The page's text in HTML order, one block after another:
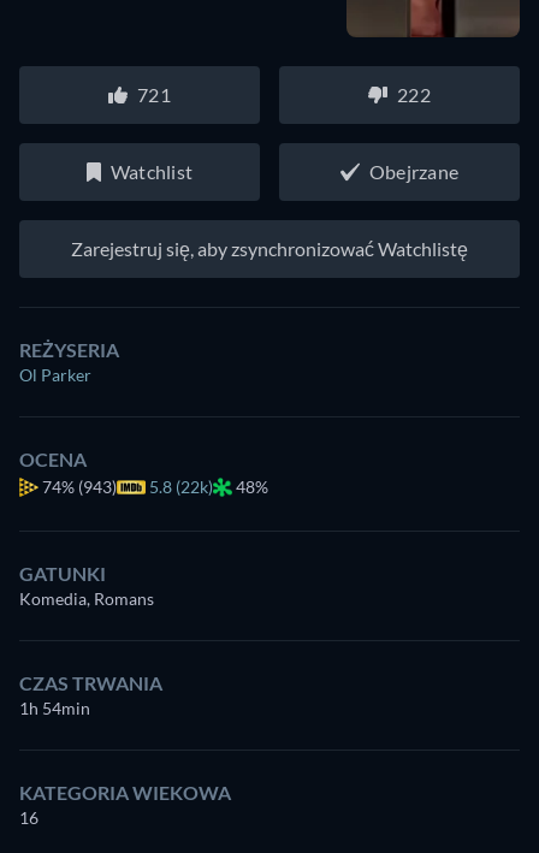
721 222
Watchlist Obejrzane
Zarejestruj się, aby zsynchronizować Watchlistę
REŻYSERIA
Ol Parker
OCENA
74% (943) 5.8 (22k) 48%
GATUNKI
Komedia, Romans
CZAS TRWANIA
1h 54min
KATEGORIA WIEKOWA
16